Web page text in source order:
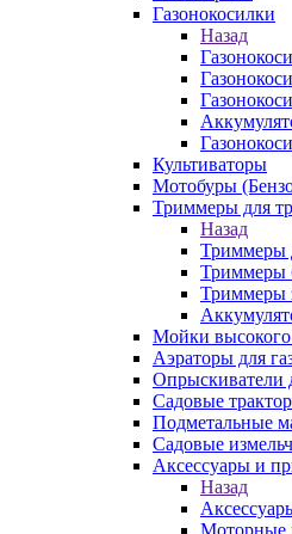
Газонокосилки
Назад
Культиваторы
Мотобуры
Триммеры для
Назад
Триммеры
Триммеры
Триммеры
Мойки высокого
Аэраторы для
Опрыскиватели
Садовые
Подметальные
Садовые
Аксессуары и
Назад
Моторные